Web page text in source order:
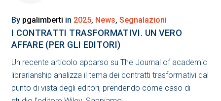
By pgalimberti in 2025, News, Segnalazioni
I CONTRATTI TRASFORMATIVI. UN VERO
AFFARE (PER GLI EDITORI)
Un recente articolo apparso su The Journal of academic
librarianship analizza il tema dei contratti trasformativi dal
punto di vista degli editori, prendendo come caso di